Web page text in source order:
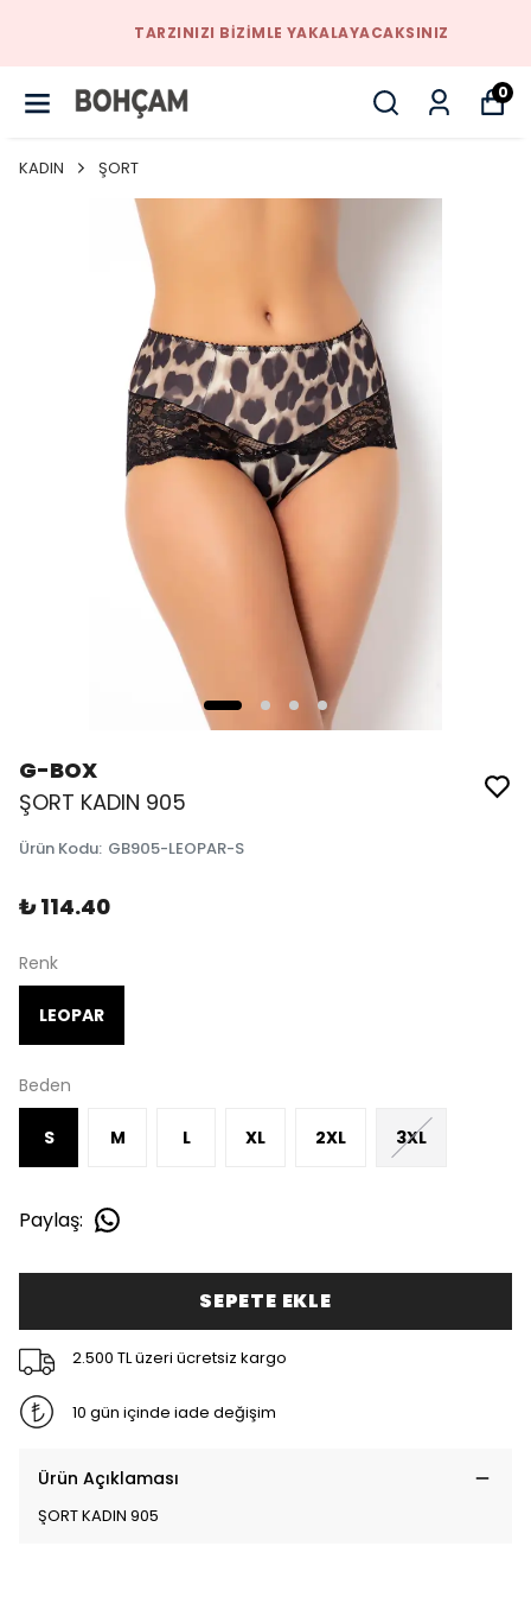
TARZINIZI BIZIMLE YAKALAYACAKSINIZ
0
KADIN ŞORT
G-BOX
ŞORT KADIN 905
Ürün Kodu: GB905-LEOPAR-S
₺ 114.40
Renk
LEOPAR
Beden
S M L XL 2XL 3XL
Paylaş:
SEPETE EKLE
2.500 TL üzeri ücretsiz kargo
10 gün içinde iade değişim
Ürün Açıklaması
ŞORT KADIN 905